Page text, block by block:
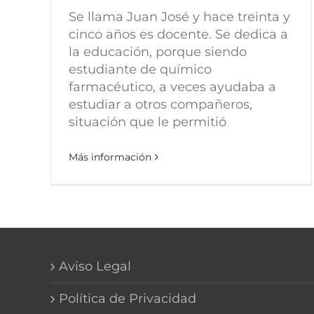
Se llama Juan José y hace treinta y
cinco años es docente. Se dedica a
la educación, porque siendo
estudiante de químico
farmacéutico, a veces ayudaba a
estudiar a otros compañeros,
situación que le permitió
Más información
Aviso Legal
Política de Privacidad